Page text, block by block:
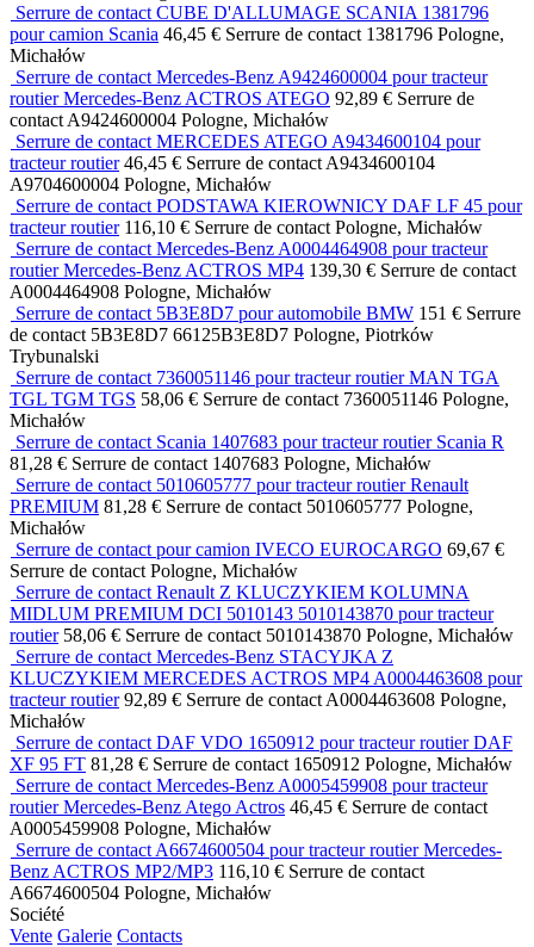
Serrure de contact CUBE D'ALLUMAGE SCANIA 1381796
pour camion Scania 46,45 € Serrure de contact 1381796 Pologne,
Michałów
Serrure de contact Mercedes-Benz A9424600004 pour tracteur
routier Mercedes-Benz ACTROS ATEGO 92,89 € Serrure de
contact A9424600004 Pologne, Michałów
Serrure de contact MERCEDES ATEGO A9434600104 pour
tracteur routier 46,45 € Serrure de contact A9434600104
A9704600004 Pologne, Michałów
Serrure de contact PODSTAWA KIEROWNICY DAF LF 45 pour
tracteur routier 116,10 € Serrure de contact Pologne, Michałów
Serrure de contact Mercedes-Benz A0004464908 pour tracteur
routier Mercedes-Benz ACTROS MP4 139,30 € Serrure de contact
A0004464908 Pologne, Michałów
Serrure de contact 5B3E8D7 pour automobile BMW 151 € Serrure
de contact 5B3E8D7 66125B3E8D7 Pologne, Piotrków
Trybunalski
Serrure de contact 7360051146 pour tracteur routier MAN TGA
TGL TGM TGS 58,06 € Serrure de contact 7360051146 Pologne,
Michałów
Serrure de contact Scania 1407683 pour tracteur routier Scania R
81,28 € Serrure de contact 1407683 Pologne, Michałów
Serrure de contact 5010605777 pour tracteur routier Renault
PREMIUM 81,28 € Serrure de contact 5010605777 Pologne,
Michałów
Serrure de contact pour camion IVECO EUROCARGO 69,67 €
Serrure de contact Pologne, Michałów
Serrure de contact Renault Z KLUCZYKIEM KOLUMNA
MIDLUM PREMIUM DCI 5010143 5010143870 pour tracteur
routier 58,06 € Serrure de contact 5010143870 Pologne, Michałów
Serrure de contact Mercedes-Benz STACYJKA Z
KLUCZYKIEM MERCEDES ACTROS MP4 A0004463608 pour
tracteur routier 92,89 € Serrure de contact A0004463608 Pologne,
Michałów
Serrure de contact DAF VDO 1650912 pour tracteur routier DAF
XF 95 FT 81,28 € Serrure de contact 1650912 Pologne, Michałów
Serrure de contact Mercedes-Benz A0005459908 pour tracteur
routier Mercedes-Benz Atego Actros 46,45 € Serrure de contact
A0005459908 Pologne, Michałów
Serrure de contact A6674600504 pour tracteur routier Mercedes-
Benz ACTROS MP2/MP3 116,10 € Serrure de contact
A6674600504 Pologne, Michałów
Société
Vente Galerie Contacts